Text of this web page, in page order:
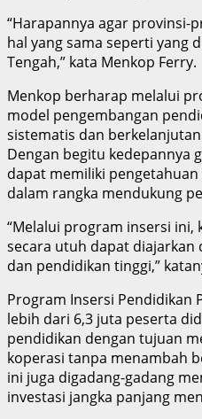
“Harapannya agar provinsi-
hal yang sama seperti yang
Tengah,” kata Menkop Ferry.
Menkop berharap melalui
model pengembangan
sistematis dan
Dengan begitu kedepannya
dapat memiliki
dalam rangka mendukung
“Melalui program insersi
secara utuh dapat diajarkan
dan pendidikan tinggi,”
Program Insersi Pendidikan
lebih dari 6,3 juta peserta
pendidikan dengan tujuan
koperasi tanpa menambah
ini juga digadang-gadang
investasi jangka panjang